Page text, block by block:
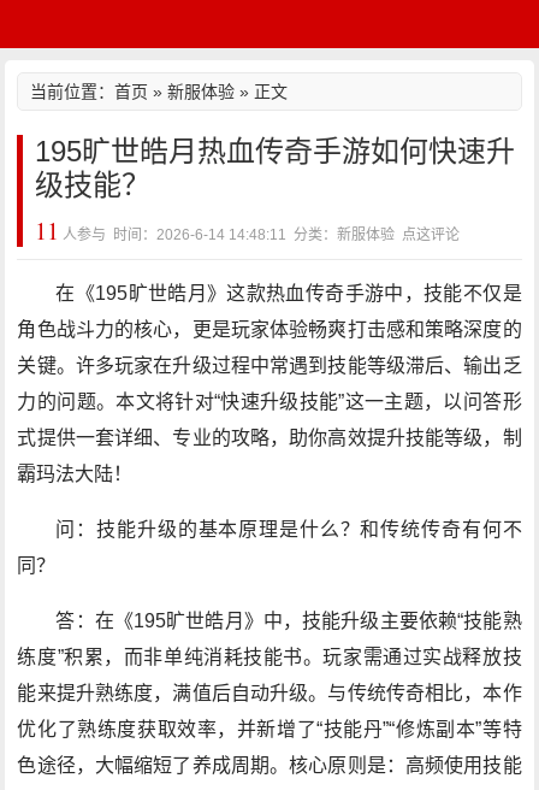
当前位置：首页 »新服体验 » 正文
195旷世皓月热血传奇手游如何快速升
级技能？
11 人参与 时间：2026-6-14 14:48:11 分类：新服体验 点这评论
在《195旷世皓月》这款热血传奇手游中，技能不仅是
角色战斗力的核心，更是玩家体验畅爽打击感和策略深度的
关键。许多玩家在升级过程中常遇到技能等级滞后、输出乏
力的问题。本文将针对“快速升级技能”这一主题，以问答形
式提供一套详细、专业的攻略，助你高效提升技能等级，制
霸玛法大陆！
问：技能升级的基本原理是什么？和传统传奇有何不
同？
答：在《195旷世皓月》中，技能升级主要依赖“技能熟
练度”积累，而非单纯消耗技能书。玩家需通过实战释放技
能来提升熟练度，满值后自动升级。与传统传奇相比，本作
优化了熟练度获取效率，并新增了“技能丹”“修炼副本”等特
色途径，大幅缩短了养成周期。核心原则是：高频使用技能